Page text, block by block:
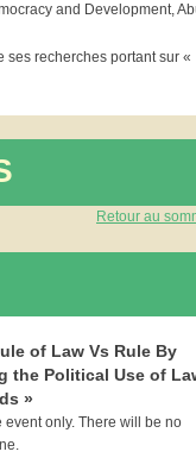
and Development,
ses recherches portant sur «
Retour au
of Law Vs Rule By
the Political Use of
»
event only. There will be no